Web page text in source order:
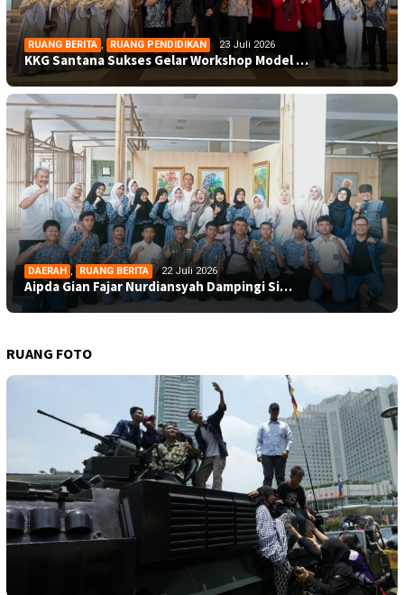
RUANG BERITA , RUANG PENDIDIKAN 23 Juli 2026
KKG Santana Sukses Gelar Workshop Model …
DAERAH , RUANG BERITA 22 Juli 2026
Aipda Gian Fajar Nurdiansyah Dampingi Si…
RUANG FOTO